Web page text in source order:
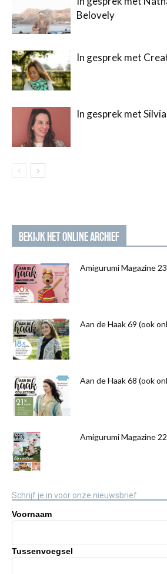
Belovely
In gesprek met
In gesprek met
BEKIJK HET ONLINE ARCHIEF
Amigurumi Magazine
Aan de Haak 69 (ook
Aan de Haak 68 (ook
Amigurumi Magazine
Schrijf je in voor onze nieuwsbrief
Voornaam
Tussenvoegsel